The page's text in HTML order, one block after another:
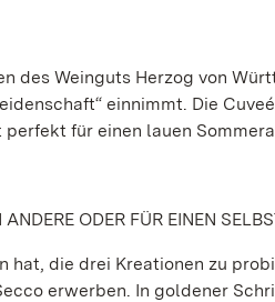
des Weinguts Herzog von
einnimmt. Die
für einen lauen
ODER FÜR EINEN
hat, die drei Kreationen zu
erwerben. In goldener